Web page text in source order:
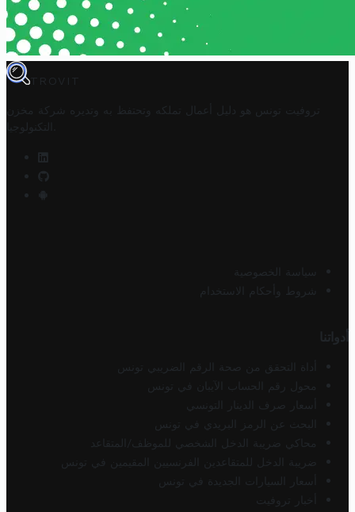
TROVIT
تروفيت تونس هو دليل أعمال تملكه وتحتفظ به وتديره
شركة مخزن
التكنولوجيا
سياسة الخصوصية
شروط وأحكام الاستخدام
أدواتنا
أداة التحقق من صحة الرقم الضريبي تونس
محول رقم الحساب الآيبان في تونس
أسعار صرف الدينار التونسي
البحث عن الرمز البريدي في تونس
محاكي ضريبة الدخل الشخصي للموظف/المتقاعد
ضريبة الدخل للمتقاعدين الفرنسيين المقيمين في تونس
أسعار السيارات الجديدة في تونس
أخبار تروفيت